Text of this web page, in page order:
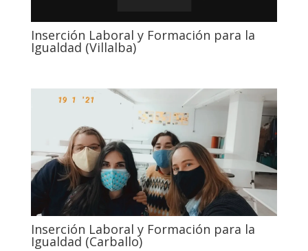
Inserción Laboral y Formación para la
Igualdad (Villalba)
Inserción Laboral y Formación para la
Igualdad (Carballo)